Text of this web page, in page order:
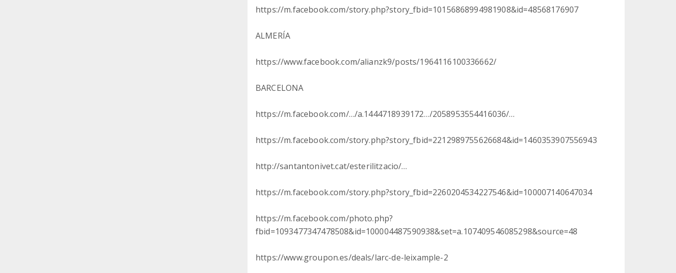
https://m.facebook.com/story.php?story_fbid=10156868994981908&id=48568176907
ALMERÍA
https://www.facebook.com/alianzk9/posts/1964116100336662/
BARCELONA
https://m.facebook.com/…/a.1444718939172…/2058953554416036/…
https://m.facebook.com/story.php?story_fbid=2212989755626684&id=1460353907556943
http://santantonivet.cat/esterilitzacio/…
https://m.facebook.com/story.php?story_fbid=2260204534227546&id=100007140647034
https://m.facebook.com/photo.php?
fbid=1093477347478508&id=100004487590938&set=a.107409546085298&source=48
https://www.groupon.es/deals/larc-de-leixample-2